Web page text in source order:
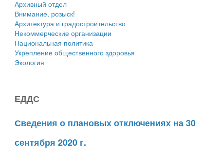
Архивный отдел
Внимание, розыск!
Архитектура и градостроительство
Некоммерческие организации
Национальная политика
Укрепление общественного здоровья
Экология
ЕДДС
Сведения о плановых отключениях на 30
сентября 2020 г.